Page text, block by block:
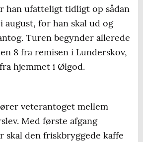
han ufatteligt tidligt op sådan
august, for han skal ud og
Turen begynder allerede
8 fra remisen i Lunderskov,
hjemmet i Ølgod.
veterantoget mellem
Med første afgang
skal den friskbryggede kaffe